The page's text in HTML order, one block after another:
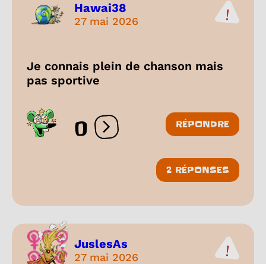
Hawai38
27 mai 2026
Je connais plein de chanson mais
pas sportive
0 Ouvrir les réactions
RÉPONDRE
2 RÉPONSES
JuslesAs
27 mai 2026